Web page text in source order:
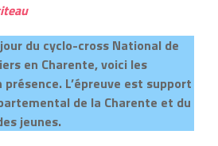
du cyclo-cross National de
en Charente, voici les
L’épreuve est support
de la Charente et du
jeunes.